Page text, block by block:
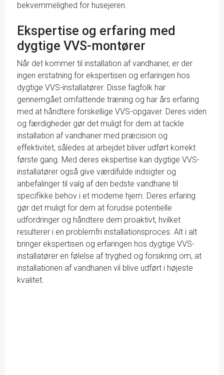
bekvemmelighed for husejeren.
Ekspertise og erfaring med
dygtige VVS-montører
Når det kommer til installation af vandhaner, er der
ingen erstatning for ekspertisen og erfaringen hos
dygtige VVS-installatører. Disse fagfolk har
gennemgået omfattende træning og har års erfaring
med at håndtere forskellige VVS-opgaver. Deres viden
og færdigheder gør det muligt for dem at tackle
installation af vandhaner med præcision og
effektivitet, således at arbejdet bliver udført korrekt
første gang. Med deres ekspertise kan dygtige VVS-
installatører også give værdifulde indsigter og
anbefalinger til valg af den bedste vandhane til
specifikke behov i et moderne hjem. Deres erfaring
gør det muligt for dem at forudse potentielle
udfordringer og håndtere dem proaktivt, hvilket
resulterer i en problemfri installationsproces. Alt i alt
bringer ekspertisen og erfaringen hos dygtige VVS-
installatører en følelse af tryghed og forsikring om, at
installationen af vandhanen vil blive udført i højeste
kvalitet.